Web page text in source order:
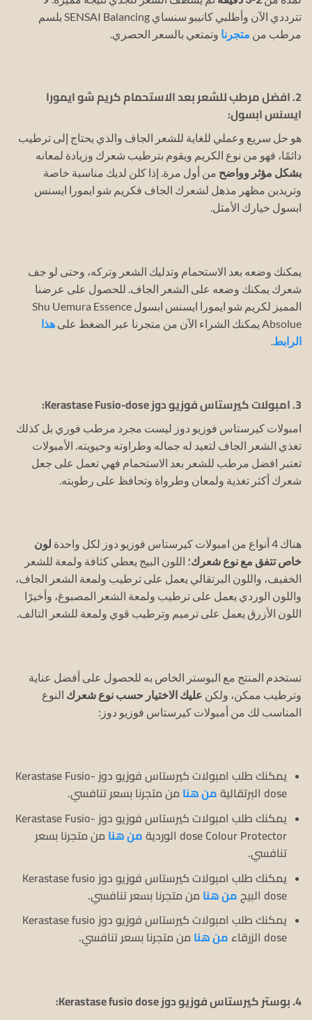
تترددي الآن وأطلبي كانيبو سنساي SENSAI Balancing بلسم
مرطب من متجرنا وتمتعي بالسعر الحصري.
2. افضل مرطب للشعر بعد الاستحمام كريم شو ايمورا
ايسنس ابسول:
هو حل سريع وعملي للغاية للشعر الجاف والذي يحتاج إلى ترطيب
دائمًا، فهو من نوع الكريم ويقوم بترطيب شعرك وزيادة لمعانه
بشكل مؤثر وواضح من أول مرة. إذا كلن لديك مناسبة خاصة
وتريدين مظهر مذهل لشعرك الجاف فكريم شو ايمورا ايسنس
ابسول خيارك الأمثل.
يمكنك وضعه بعد الاستحمام وتدليك الشعر وتركه، وحتى لو جف
شعرك يمكنك وضعه على الشعر الجاف. للحصول على عرضنا
المميز لكريم شو ايمورا ايسنس ابسول Shu Uemura Essence
Absolue يمكنك الشراء الآن من متجرنا عبر الضغط على
هذا
الرابط.
3. امبولات كيرستاس فوزيو دوز Kerastase Fusio-dose:
امبولات كيرستاس فوزيو دوز ليست مجرد مرطب فوري بل كذلك
تغذي الشعر الجاف لتعيد له جماله وطراوته وحيويته. الأمبولات
تعتبر افضل مرطب للشعر بعد الاستحمام فهي تعمل على جعل
شعرك أكثر تغذية ولمعان وطرواة وتحافظ على رطوبته.
هناك 4 أنواع من امبولات كيرستاس فوزيو دوز لكل واحدة
لون
خاص تتفق مع نوع شعرك؛ اللون البيج يعطي كثافة ولمعة للشعر
الخفيف، واللون البرتقالي يعمل على ترطيب ولمعة الشعر الجاف،
واللون الوردي يعمل على ترطيب ولمعة الشعر المصبوغ، وأخيرًا
اللون الأزرق يعمل على ترميم وترطيب قوي ولمعة للشعر التالف.
تستخدم المنتج مع البوستر الخاص به للحصول على أفضل عناية
وترطيب ممكن، ولكن عليك الاختيار حسب نوع شعرك النوع
المناسب لك من أمبولات كيرستاس فوزيو دوز:
يمكنك طلب امبولات كيرستاس فوزيو دوز Kerastase Fusio-
dose البرتقالية
من هنامن متجرنا بسعر تنافسي.
يمكنك طلب امبولات كيرستاس فوزيو دوز Kerastase Fusio-
dose Colour Protector الوردية
من هنامن متجرنا بسعر
تنافسي.
يمكنك طلب امبولات كيرستاس فوزيو دوز Kerastase fusio
dose البيج
من هنامن متجرنا بسعر تنافسي.
يمكنك طلب امبولات كيرستاس فوزيو دوز Kerastase fusio
dose الزرقاء
من هنامن متجرنا بسعر تنافسي.
4. بوستر كيرستاس فوزيو دوز Kerastase fusio dose: